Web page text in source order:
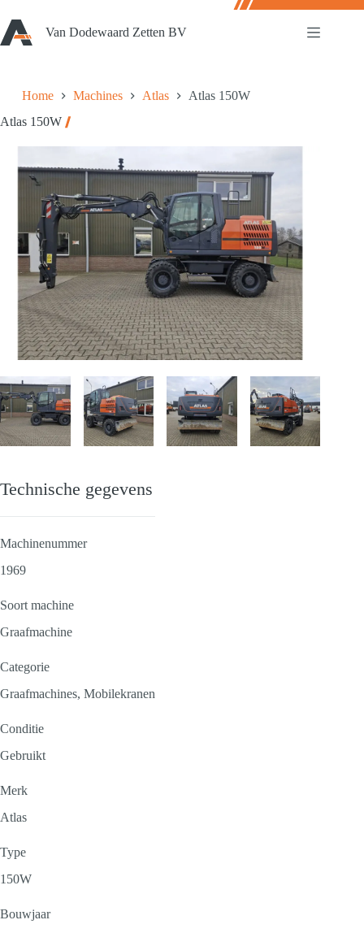
naar
de
inhoud
Van Dodewaard Zetten BV
Home Machines Atlas
Atlas 150W
Atlas 150W
Technische gegevens
Machinenummer
1969
Soort machine
Graafmachine
Categorie
Graafmachines, Mobilekranen
Conditie
Gebruikt
Merk
Atlas
Type
150W
Bouwjaar